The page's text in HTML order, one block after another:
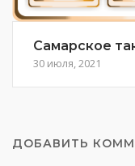
Самарское
30 июля, 2021
ДОБАВИТЬ